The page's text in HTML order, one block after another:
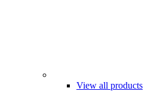
View all products